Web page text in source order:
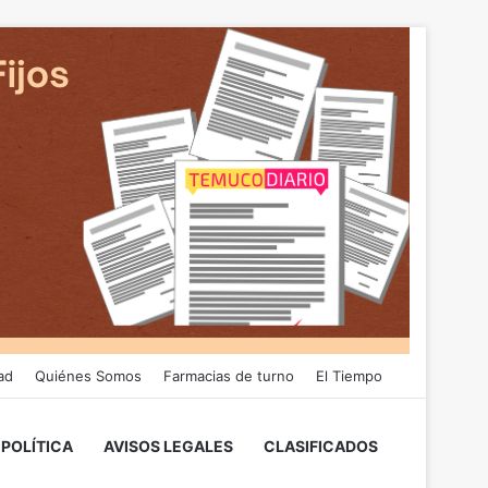
Quiénes Somos Farmacias de turno El Tiempo
POLÍTICA AVISOS LEGALES CLASIFICADOS